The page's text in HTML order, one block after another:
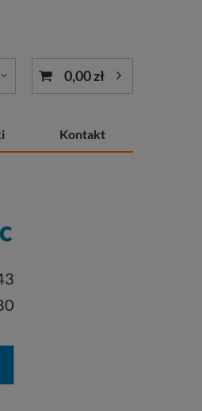
0,00 zł
Kontakt